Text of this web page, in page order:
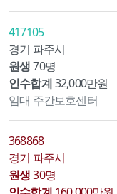
417105
경기 파주시
원생 70명
인수합계32,000만원
임대 주간보호센터
368868
경기 파주시
원생 30명